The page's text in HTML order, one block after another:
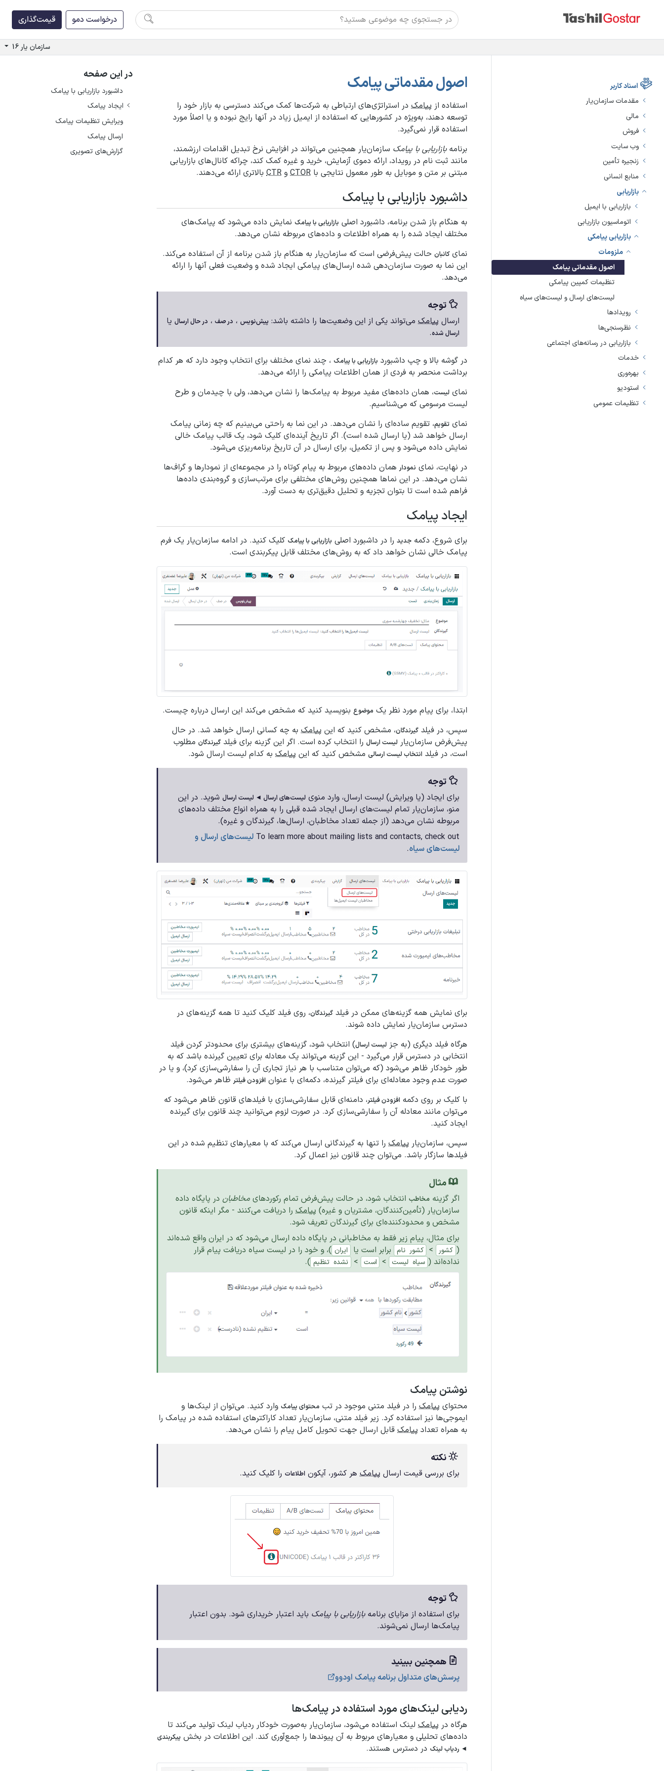
اسناد کاربر
مقدمات سازمان‌یار
مالی
فروش
وب سایت
زنجیره تأمین
منابع انسانی
بازاریابی
بازاریابی با ایمیل
اتوماسیون بازاریابی
بازاریابی پیامکی
ملزومات
اصول مقدماتی پیامک
تنظیمات کمپین پیامکی
لیست‌های ارسال و لیست‌های سیاه
رویدادها
نظرسنجی‌ها
بازاریابی در رسانه‌های اجتماعی
خدمات
بهره‌وری
استودیو
تنظیمات عمومی
درخواست دمو قیمت‌گذاری
سازمان یار 16
اصول مقدماتی پیامک
استفاده از پیامک در استراتژی‌های ارتباطی به شرکت‌ها کمک می‌کند دسترسی به بازار خود را
توسعه دهند، به‌ویژه در کشورهایی که استفاده از ایمیل زیاد در آنها رایج نبوده و یا اصلاً مورد
استفاده قرار نمی‌گیرد.
برنامهبازاریابی با پیامک سازمان‌یار همچنین می‌تواند در افزایش نرخ تبدیل اقدامات ارزشمند،
مانند ثبت نام در رویداد، ارائه دموی آزمایش، خرید و غیره کمک کند، چراکه کانال‌های بازاریابی
مبتنی بر متن و موبایل به طور معمول نتایجی با CTOR و CTR بالاتری ارائه می‌دهند.
داشبورد بازاریابی با پیامک
به هنگام باز شدن برنامه، داشبورد اصلی بازاریابی با پیامک نمایش داده می‌شود که پیامک‌های
مختلف ایجاد شده را به همراه اطلاعات و داده‌های مربوطه نشان می‌دهد.
نمایکانبان حالت پیش‌فرضی است که سازمان‌یار به هنگام باز شدن برنامه از آن استفاده می‌کند.
این نما به صورت سازمان‌دهی شده ارسال‌های پیامکی ایجاد شده و وضعیت فعلی آنها را ارائه
می‌دهد.
توجه
ارسال پیامک می‌تواند یکی از این وضعیت‌ها را داشته باشد: پیش‌نویس ، در صف ، در حال ارسال یا
ارسال شده.
در گوشه بالا و چپ داشبورد بازاریابی با پیامک ، چند نمای مختلف برای انتخاب وجود دارد که هر کدام
برداشت منحصر به فردی از همان اطلاعات پیامکی را ارائه می‌دهد.
نمای لیست، همان داده‌های مفید مربوط به پیامک‌ها را نشان می‌دهد، ولی با چیدمان و طرح
لیست مرسومی که می‌شناسیم.
نمای تقویم، تقویم ساده‌ای را نشان می‌دهد. در این نما به راحتی می‌بینیم که چه زمانی پیامک
ارسال خواهد شد (یا ارسال شده است). اگر تاریخ آینده‌ای کلیک شود، یک قالب پیامک خالی
نمایش داده می‌شود و پس از تکمیل، برای ارسال در آن تاریخ برنامه‌ریزی می‌شود.
در نهایت، نمای نمودار همان داده‌های مربوط به پیام کوتاه را در مجموعه‌ای از نمودارها و گراف‌ها
نشان می‌دهد. در این نماها همچنین روش‌های مختلفی برای مرتب‌سازی و گروه‌بندی داده‌ها
فراهم شده است تا بتوان تجزیه و تحلیل دقیق‌تری به دست آورد.
ایجاد پیامک
برای شروع، دکمه جدید را در داشبورد اصلی بازاریابی با پیامک کلیک کنید. در ادامه سازمان‌یار یک فرم
پیامک خالی نشان خواهد داد که به روش‌های مختلف قابل پیکربندی است.
ابتدا، برای پیام مورد نظر یک موضوع بنویسید کنید که مشخص می‌کند این ارسال درباره چیست.
سپس، در فیلد گیرندگان، مشخص کنید که این پیامک به چه کسانی ارسال خواهد شد. در حال
پیش‌فرض سازمان‌یار لیست ارسال را انتخاب کرده است. اگر این گزینه برای فیلد گیرندگان مطلوب
است، در فیلد انتخاب لیست ارسالی مشخص کنید که این پیامک به کدام لیست ارسال شود.
توجه
برای ایجاد (یا ویرایش) لیست ارسال، وارد منوی لیست‌های ارسال ◄ لیست ارسال شوید. در این
منو، سازمان‌یار تمام لیست‌های ارسال ایجاد شده قبلی را به همراه انواع مختلف داده‌های
مربوطه نشان می‌دهد (از جمله تعداد مخاطبان، ارسال‌ها، گیرندگان و غیره).
To learn more about mailing lists and contacts, check out لیست‌های ارسال و
لیست‌های سیاه.
برای نمایش همه گزینه‌های ممکن در فیلد گیرندگان، روی فیلد کلیک کنید تا همه گزینه‌های در
دسترس سازمان‌یار نمایش داده شوند.
هرگاه فیلد دیگری (به جز لیست ارسال) انتخاب شود، گزینه‌های بیشتری برای محدودتر کردن فیلد
انتخابی در دسترس قرار می‌گیرد - این گزینه می‌تواند یک معادله برای تعیین گیرنده باشد که به
طور خودکار ظاهر می‌شود (که می‌توان متناسب با هر نیاز تجاری آن را سفارشی‌سازی کرد)، و یا در
صورت عدم وجود معادله‌ای برای فیلتر گیرنده، دکمه‌ای با عنوان افزودن فیلترظاهر می‌شود.
با کلیک بر روی دکمه افزودن فیلتر، دامنه‌ای قابل سفارشی‌سازی با فیلدهای قانون ظاهر می‌شود که
می‌توان مانند معادله آن را سفارشی‌سازی کرد. در صورت لزوم می‌توانید چند قانون برای گیرنده
ایجاد کنید.
سپس، سازمان‌یار پیامک را تنها به گیرندگانی ارسال می‌کند که با معیارهای تنظیم شده در این
فیلدها سازگار باشد. می‌توان چند قانون نیز اعمال کرد.
مثال
اگر گزینه مخاطب انتخاب شود، در حالت پیش‌فرض تمام رکوردهای مخاطبان در پایگاه داده
سازمان‌یار (تأمین‌کنندگان، مشتریان و غیره) پیامک را دریافت می‌کنند - مگر اینکه قانون
مشخص و محدودکننده‌ای برای گیرندگان تعریف شود.
برای مثال، پیام زیر فقط به مخاطبانی در پایگاه داده ارسال می‌شود که در ایران واقع شده‌اند
( کشور > نام کشور برابر است یا ایران )، و خود را در لیست سیاه دریافت پیام قرار
نداده‌اند (
لیست سیاه > است > تنظیم نشده ).
نوشتن پیامک
محتوای پیامک را در فیلد متنی موجود در تب محتوای پیامک وارد کنید. می‌توان از لینک‌ها و
ایموجی‌ها نیز استفاده کرد. زیر فیلد متنی، سازمان‌یار تعداد کاراکترهای استفاده شده در پیامک را
به همراه تعداد پیامک قابل ارسال جهت تحویل کامل پیام را نشان می‌دهد.
نکته
برای بررسی قیمت ارسال پیامک هر کشور، آیکون اطلاعات را کلیک کنید.
توجه
برای استفاده از مزایای برنامهبازاریابی با پیامک باید اعتبار خریداری شود. بدون اعتبار
پیامک‌ها ارسال نمی‌شوند.
همچنین ببینید
پرسش‌های متداول برنامه پیامک اودوو
ردیابی لینک‌های مورد استفاده در پیامک‌ها
هرگاه در پیامک لینک استفاده می‌شود، سازمان‌یار به‌صورت خودکار ردیاب لینک تولید می‌کند تا
داده‌های تحلیلی و معیارهای مربوط به آن پیوندها را جمع‌آوری کند. این اطلاعات در بخش پیکربندی
◄ ردیاب لینک در دسترس هستند.
در این صفحه
داشبورد بازاریابی با پیامک
ایجاد پیامک
ویرایش تنظیمات پیامک
ارسال پیامک
گزارش‌های تصویری